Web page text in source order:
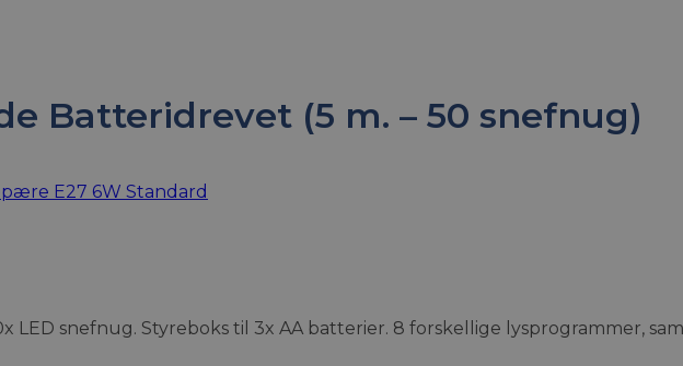
Batteridrevet (5 m. – 50 snefnug)
LED snefnug. Styreboks til 3x AA batterier. 8 forskellige lysprogrammer,